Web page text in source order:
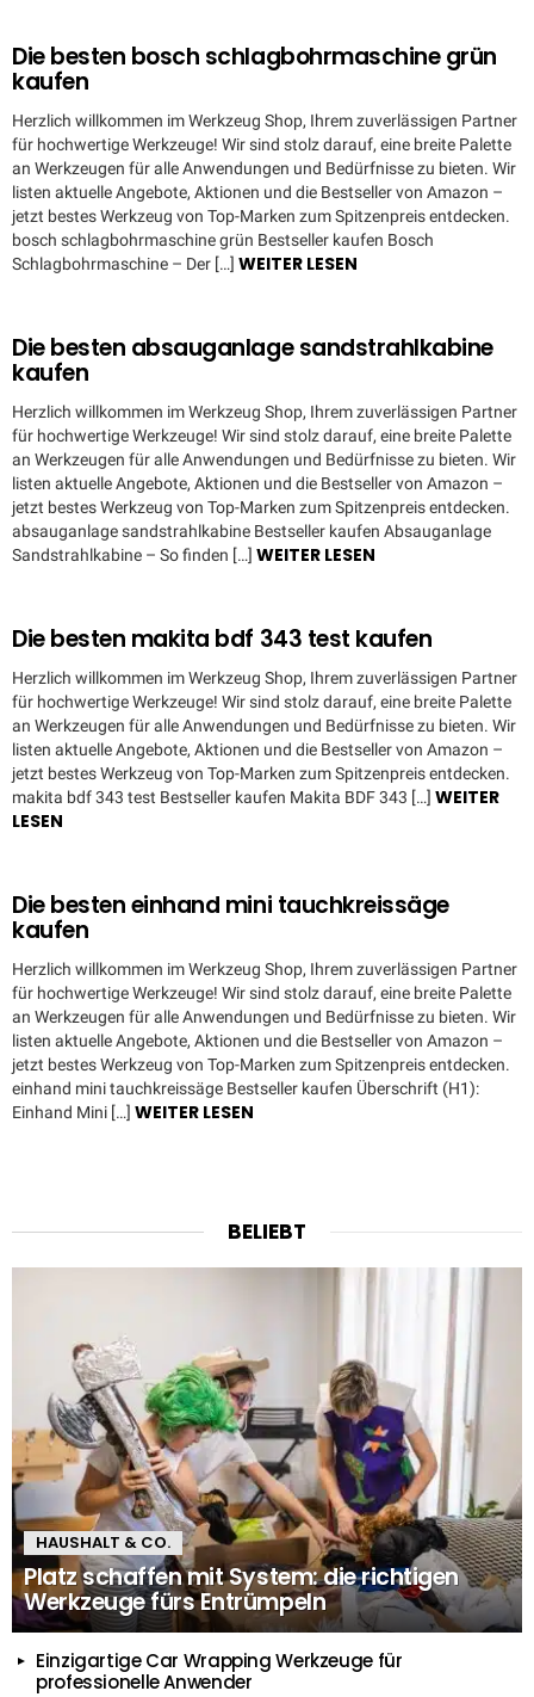
Die besten bosch schlagbohrmaschine grün
kaufen
Herzlich willkommen im Werkzeug Shop, Ihrem zuverlässigen Partner
für hochwertige Werkzeuge! Wir sind stolz darauf, eine breite Palette
an Werkzeugen für alle Anwendungen und Bedürfnisse zu bieten. Wir
listen aktuelle Angebote, Aktionen und die Bestseller von Amazon –
jetzt bestes Werkzeug von Top-Marken zum Spitzenpreis entdecken.
bosch schlagbohrmaschine grün Bestseller kaufen Bosch
Schlagbohrmaschine – Der […] WEITER LESEN
Die besten absauganlage sandstrahlkabine
kaufen
Herzlich willkommen im Werkzeug Shop, Ihrem zuverlässigen Partner
für hochwertige Werkzeuge! Wir sind stolz darauf, eine breite Palette
an Werkzeugen für alle Anwendungen und Bedürfnisse zu bieten. Wir
listen aktuelle Angebote, Aktionen und die Bestseller von Amazon –
jetzt bestes Werkzeug von Top-Marken zum Spitzenpreis entdecken.
absauganlage sandstrahlkabine Bestseller kaufen Absauganlage
Sandstrahlkabine – So finden […] WEITER LESEN
Die besten makita bdf 343 test kaufen
Herzlich willkommen im Werkzeug Shop, Ihrem zuverlässigen Partner
für hochwertige Werkzeuge! Wir sind stolz darauf, eine breite Palette
an Werkzeugen für alle Anwendungen und Bedürfnisse zu bieten. Wir
listen aktuelle Angebote, Aktionen und die Bestseller von Amazon –
jetzt bestes Werkzeug von Top-Marken zum Spitzenpreis entdecken.
makita bdf 343 test Bestseller kaufen Makita BDF 343 […] WEITER
LESEN
Die besten einhand mini tauchkreissäge
kaufen
Herzlich willkommen im Werkzeug Shop, Ihrem zuverlässigen Partner
für hochwertige Werkzeuge! Wir sind stolz darauf, eine breite Palette
an Werkzeugen für alle Anwendungen und Bedürfnisse zu bieten. Wir
listen aktuelle Angebote, Aktionen und die Bestseller von Amazon –
jetzt bestes Werkzeug von Top-Marken zum Spitzenpreis entdecken.
einhand mini tauchkreissäge Bestseller kaufen Überschrift (H1):
Einhand Mini […] WEITER LESEN
BELIEBT
HAUSHALT & CO.
Platz schaffen mit System: die richtigen
Werkzeuge fürs Entrümpeln
Einzigartige Car Wrapping Werkzeuge für
professionelle Anwender